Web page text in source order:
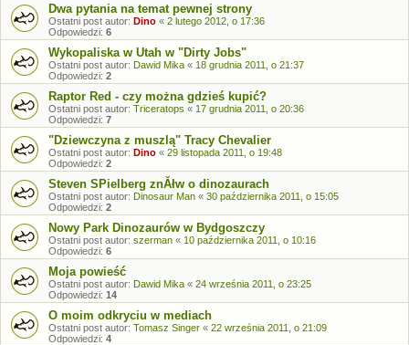
Dwa pytania na temat pewnej strony
Ostatni post autor: Dino « 2 lutego 2012, o 17:36
Odpowiedzi: 6
Wykopaliska w Utah w "Dirty Jobs"
Ostatni post autor: Dawid Mika « 18 grudnia 2011, o 21:37
Odpowiedzi: 2
Raptor Red - czy można gdzieś kupić?
Ostatni post autor: Triceratops « 17 grudnia 2011, o 20:36
Odpowiedzi: 7
"Dziewczyna z muszlą" Tracy Chevalier
Ostatni post autor: Dino « 29 listopada 2011, o 19:48
Odpowiedzi: 2
Steven SPielberg znĂłw o dinozaurach
Ostatni post autor: Dinosaur Man « 30 października 2011, o 15:05
Odpowiedzi: 2
Nowy Park Dinozaurów w Bydgoszczy
Ostatni post autor: szerman « 10 października 2011, o 10:16
Odpowiedzi: 6
Moja powieść
Ostatni post autor: Dawid Mika « 24 września 2011, o 23:25
Odpowiedzi: 14
O moim odkryciu w mediach
Ostatni post autor: Tomasz Singer « 22 września 2011, o 21:09
Odpowiedzi: 4